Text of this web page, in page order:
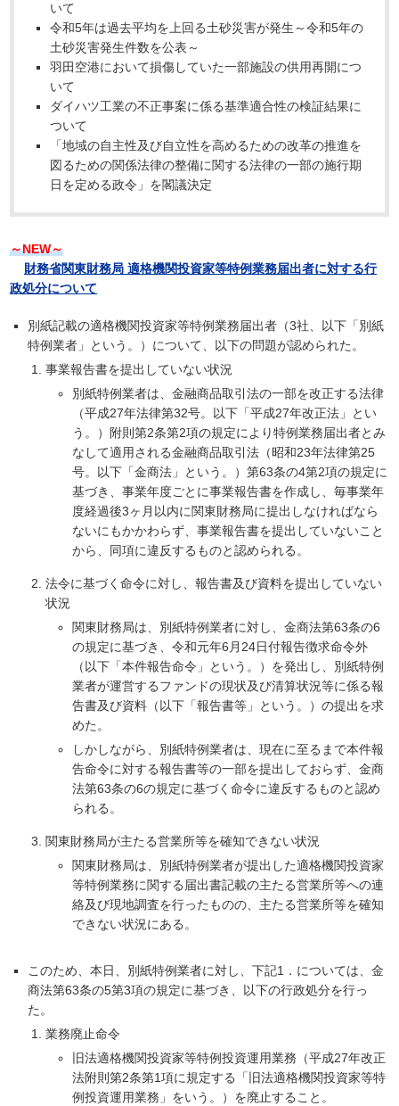
いて
令和5年は過去平均を上回る土砂災害が発生～令和5年の
土砂災害発生件数を公表～
羽田空港において損傷していた一部施設の供用再開につ
いて
ダイハツ工業の不正事案に係る基準適合性の検証結果に
ついて
「地域の自主性及び自立性を高めるための改革の推進を
図るための関係法律の整備に関する法律の一部の施行期
日を定める政令」を閣議決定
～NEW～
財務省関東財務局 適格機関投資家等特例業務届出者に対する行
政処分について
別紙記載の適格機関投資家等特例業務届出者（3社、以下「別紙
特例業者」という。）について、以下の問題が認められた。
事業報告書を提出していない状況
別紙特例業者は、金融商品取引法の一部を改正する法律
（平成27年法律第32号。以下「平成27年改正法」とい
う。）附則第2条第2項の規定により特例業務届出者とみ
なして適用される金融商品取引法（昭和23年法律第25
号。以下「金商法」という。）第63条の4第2項の規定に
基づき、事業年度ごとに事業報告書を作成し、毎事業年
度経過後3ヶ月以内に関東財務局に提出しなければなら
ないにもかかわらず、事業報告書を提出していないこと
から、同項に違反するものと認められる。
法令に基づく命令に対し、報告書及び資料を提出していない
状況
関東財務局は、別紙特例業者に対し、金商法第63条の6
の規定に基づき、令和元年6月24日付報告徴求命令外
（以下「本件報告命令」という。）を発出し、別紙特例
業者が運営するファンドの現状及び清算状況等に係る報
告書及び資料（以下「報告書等」という。）の提出を求
めた。
しかしながら、別紙特例業者は、現在に至るまで本件報
告命令に対する報告書等の一部を提出しておらず、金商
法第63条の6の規定に基づく命令に違反するものと認め
られる。
関東財務局が主たる営業所等を確知できない状況
関東財務局は、別紙特例業者が提出した適格機関投資家
等特例業務に関する届出書記載の主たる営業所等への連
絡及び現地調査を行ったものの、主たる営業所等を確知
できない状況にある。
このため、本日、別紙特例業者に対し、下記1．については、金
商法第63条の5第3項の規定に基づき、以下の行政処分を行っ
た。
業務廃止命令
旧法適格機関投資家等特例投資運用業務（平成27年改正
法附則第2条第1項に規定する「旧法適格機関投資家等特
例投資運用業務」をいう。）を廃止すること。